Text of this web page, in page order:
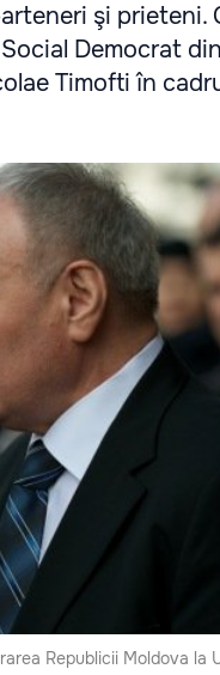
şi prieteni.
Democrat
Timofti în
Republicii Moldova la